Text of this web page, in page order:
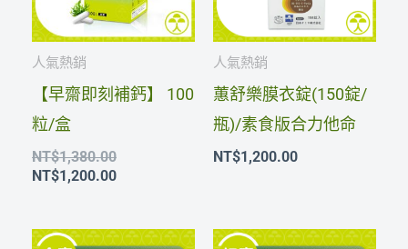
人氣熱銷
【早齋即刻補鈣】 100
粒/盒
NT$1,380.00
NT$1,200.00
人氣熱銷
蕙舒樂膜衣錠(150錠/
瓶)/素食版合力他命
NT$1,200.00